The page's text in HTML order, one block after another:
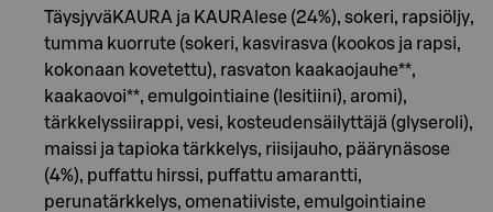
TäysjyväKAURA ja KAURAlese (24%), sokeri, rapsiöljy,
tumma kuorrute (sokeri, kasvirasva (kookos ja rapsi,
kokonaan kovetettu), rasvaton kaakaojauhe**,
kaakaovoi**, emulgointiaine (lesitiini), aromi),
tärkkelyssiirappi, vesi, kosteudensäilyttäjä (glyseroli),
maissi ja tapioka tärkkelys, riisijauho, päärynäsose
(4%), puffattu hirssi, puffattu amarantti,
perunatärkkelys, omenatiiviste, emulgointiaine